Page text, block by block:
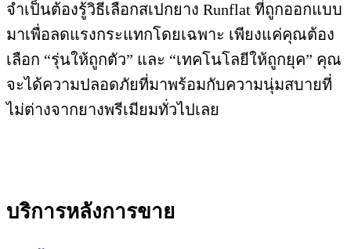
จำเป็นต้องรู้วิธีเลือกสเปกยาง Runflat ที่ถูกออกแบบ
มาเพื่อลดแรงกระแทกโดยเฉพาะ เพียงแค่คุณต้อง
เลือก “รุ่นให้ถูกตัว” และ “เทคโนโลยีให้ถูกยุค” คุณ
จะได้ความปลอดภัยที่มาพร้อมกับความนุ่มสบายที่
ไม่ต่างจากยางพรีเมียมทั่วไปเลย
บริการหลังการขาย